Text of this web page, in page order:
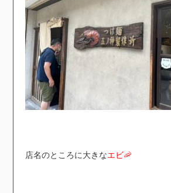
店名のところに大きなエビ🦐